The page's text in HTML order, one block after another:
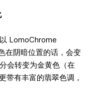
LomoChrome
在阴暗位置的话，会变
会转变为金黄色（在
带有丰富的翡翠色调，